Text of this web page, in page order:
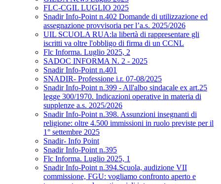
FLC-CGIL LUGLIO 2025
Snadir Info-Point n.402 Domande di utilizzazione ed
assegnazione provvisoria per l’a.s. 2025/2026
UIL SCUOLA RUA:la libertà di rappresentare gli
iscritti va oltre l'obbligo di firma di un CCNL
Flc Informa. Luglio 2025, 2
SADOC INFORMA N. 2 - 2025
Snadir Info-Point n.401
SNADIR- Professione i.r. 07-08/2025
Snadir Info-Point n.399 - All'albo sindacale ex art.25
legge 300/1970. Indicazioni operative in materia di
supplenze a.s. 2025/2026
Snadir Info-Point n.398. Assunzioni insegnanti di
religione: oltre 4.500 immissioni in ruolo previste per il
1° settembre 2025
Snadir- Info Point
Snadir Info-Point n.395
Flc Informa. Luglio 2025, 1
Snadir Info-Point n.394.Scuola, audizione VII
commissione, FGU: vogliamo confronto aperto e